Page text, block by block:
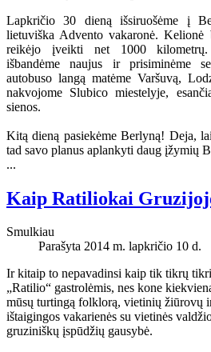
Lapkričio 30 dieną išsiruošėme į
lietuviška Advento vakaronė. Kelionė
reikėjo įveikti net 1000
išbandėme naujus ir prisiminėme
autobuso langą matėme Varšuvą,
nakvojome Slubico miestelyje,
sienos.
Kitą dieną pasiekėme Berlyną! Deja,
tad savo planus aplankyti daug įžymių
...
Kaip Ratiliokai
Smulkiau
Parašyta 2014 m. lapkričio 10 d.
Ir kitaip to nepavadinsi kaip tik tikrų
„Ratilio“ gastrolėmis, nes kone
mūsų turtingą folklorą, vietinių žiūrovų
ištaigingos vakarienės su vietinės
gruziniškų įspūdžių gausybė.